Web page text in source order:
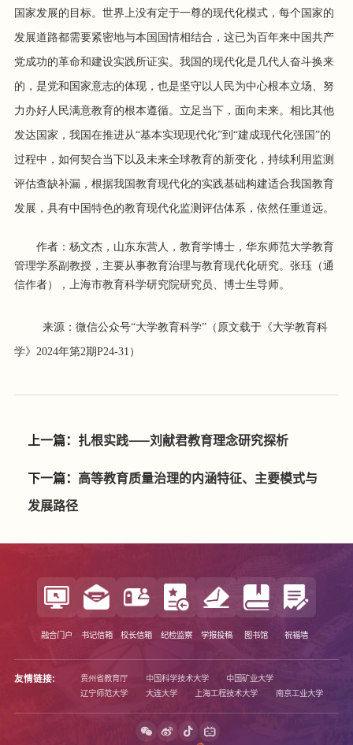
国家发展的目标。世界上没有定于一尊的现代化模式，每个国家的
发展道路都需要紧密地与本国国情相结合，这已为百年来中国共产
党成功的革命和建设实践所证实。我国的现代化是几代人奋斗换来
的，是党和国家意志的体现，也是坚守以人民为中心根本立场、努
力办好人民满意教育的根本遵循。立足当下，面向未来。相比其他
发达国家，我国在推进从“基本实现现代化”到“建成现代化强国”的
过程中，如何契合当下以及未来全球教育的新变化，持续利用监测
评估查缺补漏，根据我国教育现代化的实践基础构建适合我国教育
发展，具有中国特色的教育现代化监测评估体系，依然任重道远。
作者：杨文杰，山东东营人，教育学博士，华东师范大学教育
管理学系副教授，主要从事教育治理与教育现代化研究。张珏（通
信作者），上海市教育科学研究院研究员、博士生导师。
来源：微信公众号“大学教育科学”（原文载于《大学教育科
学》2024年第2期P24-31）
上一篇： 扎根实践——刘献君教育理念研究探析
下一篇： 高等教育质量治理的内涵特征、主要模式与
发展路径
融合门户 书记信箱 校长信箱 纪检监察 学报投稿 图书馆 祝福墙
友情链接: 贵州省教育厅 中国科学技术大学
中国矿业大学
辽宁师范大学
大连大学 上海工程技术大学 南京工业大学